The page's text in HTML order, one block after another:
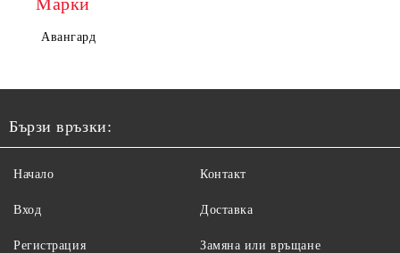
Авангард
Бързи връзки:
Начало
Вход
Регистрация
Контакт
Доставка
Замяна или връщане